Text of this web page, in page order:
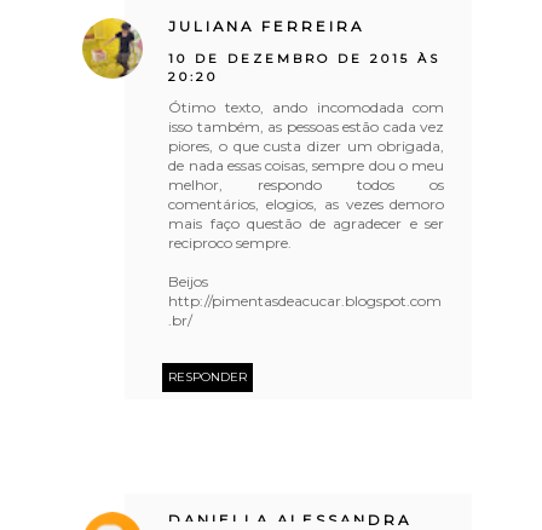
JULIANA FERREIRA
10 DE DEZEMBRO DE 2015 ÀS
20:20
Ótimo texto, ando incomodada com
isso também, as pessoas estão cada vez
piores, o que custa dizer um obrigada,
de nada essas coisas, sempre dou o meu
melhor, respondo todos os
comentários, elogios, as vezes demoro
mais faço questão de agradecer e ser
reciproco sempre.
Beijos
http://pimentasdeacucar.blogspot.com
.br/
RESPONDER
DANIELLA ALESSANDRA